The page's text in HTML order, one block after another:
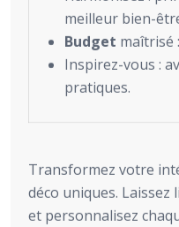
meilleur bien-
Budget maîtrisé
Inspirez-vous :
pratiques.
Transformez votre
déco uniques.
et personnalisez